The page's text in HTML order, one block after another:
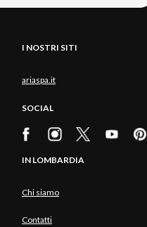
I NOSTRI SITI
ariaspa.it
SOCIAL
IN LOMBARDIA
Chi siamo
Contatti